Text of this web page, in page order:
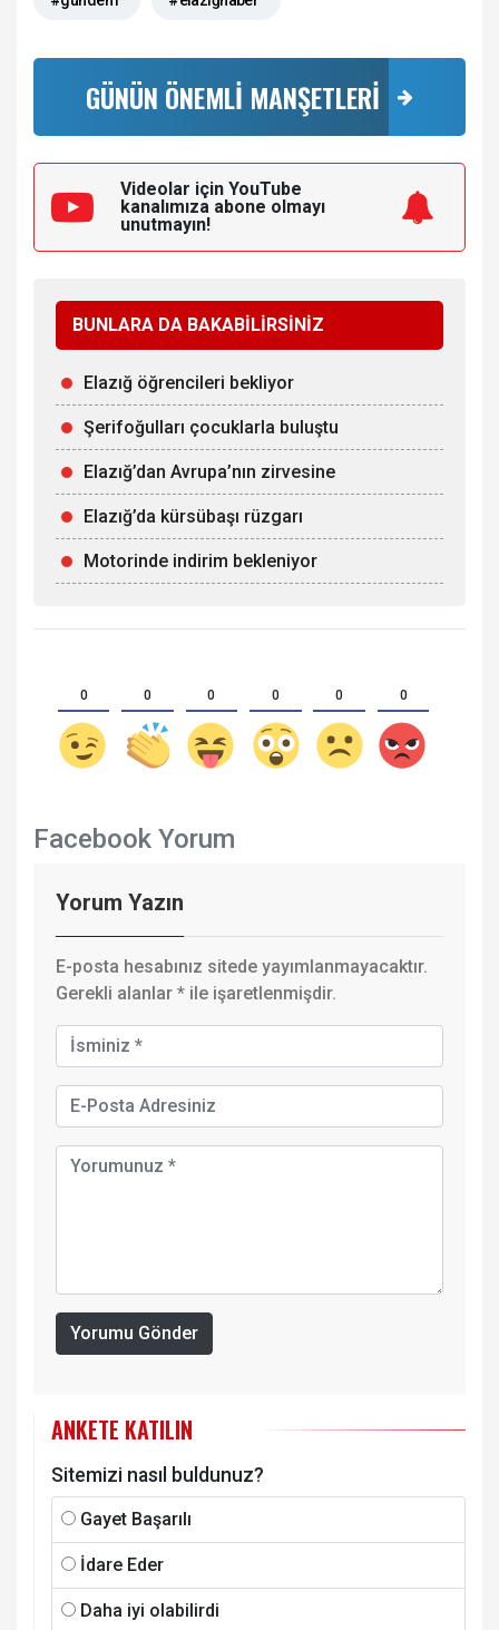
GÜNÜN ÖNEMLİ MANŞETLERİ
Videolar için YouTube
kanalımıza abone olmayı
unutmayın!
BUNLARA DA BAKABİLİRSİNİZ
Elazığ öğrencileri bekliyor
Şerifoğulları çocuklarla buluştu
Elazığ’dan Avrupa’nın zirvesine
Elazığ’da kürsübaşı rüzgarı
Motorinde indirim bekleniyor
0 0 0 0 0 0
Facebook Yorum
Yorum Yazın
E-posta hesabınız sitede yayımlanmayacaktır.
Gerekli alanlar * ile işaretlenmişdir.
Yorumu Gönder
ANKETE KATILIN
Sitemizi nasıl buldunuz?
Gayet Başarılı
İdare Eder
Daha iyi olabilirdi